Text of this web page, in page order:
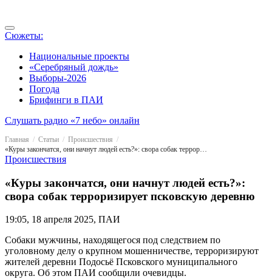
Сюжеты:
Национальные проекты
«Серебряный дождь»
Выборы-2026
Погода
Брифинги в ПАИ
Слушать радио «7 небо» онлайн
Главная Статьи
Происшествия
«Куры закончатся, они начнут людей есть?»: свора собак терроризирует псковскую деревню
Происшествия
«Куры закончатся, они начнут людей есть?»:
свора собак терроризирует псковскую деревню
19:05, 18 апреля 2025, ПАИ
Собаки мужчины, находящегося под следствием по
уголовному делу о крупном мошенничестве, терроризируют
жителей деревни Подосьё Псковского муниципального
округа. Об этом ПАИ сообщили очевидцы.